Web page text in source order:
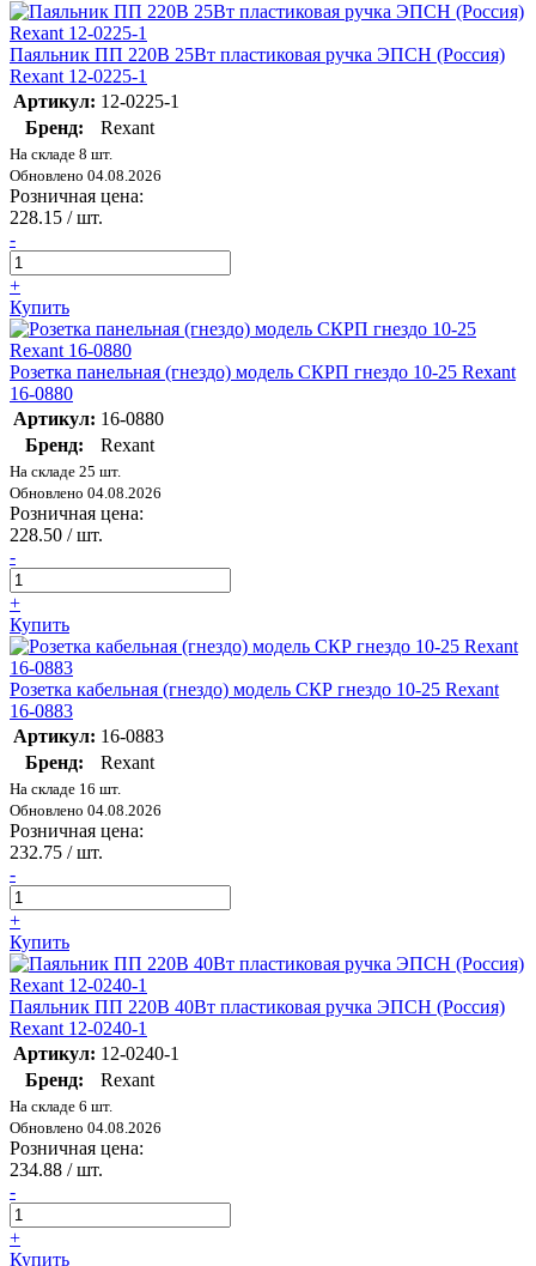
Паяльник ПП 220В 25Вт пластиковая ручка ЭПСН (Россия)
Rexant 12-0225-1
Артикул: 12-0225-1
Бренд:
Rexant
На складе 8 шт.
Обновлено 04.08.2026
Розничная цена:
228.15 / шт.
-
+
Купить
Розетка панельная (гнездо) модель СКРП гнездо 10-25 Rexant
16-0880
Артикул: 16-0880
Бренд:
Rexant
На складе 25 шт.
Обновлено 04.08.2026
Розничная цена:
228.50 / шт.
-
+
Купить
Розетка кабельная (гнездо) модель СКР гнездо 10-25 Rexant
16-0883
Артикул: 16-0883
Бренд:
Rexant
На складе 16 шт.
Обновлено 04.08.2026
Розничная цена:
232.75 / шт.
-
+
Купить
Паяльник ПП 220В 40Вт пластиковая ручка ЭПСН (Россия)
Rexant 12-0240-1
Артикул: 12-0240-1
Бренд:
Rexant
На складе 6 шт.
Обновлено 04.08.2026
Розничная цена:
234.88 / шт.
-
+
Купить